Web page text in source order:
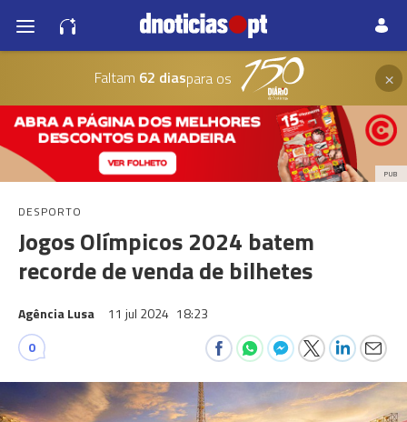
Faltam 62 diaspara os ×
PUB
DESPORTO
Jogos Olímpicos 2024 batem
recorde de venda de bilhetes
Agência Lusa 11 jul 2024 18:23
0